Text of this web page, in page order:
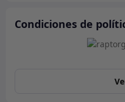
3
Condiciones de